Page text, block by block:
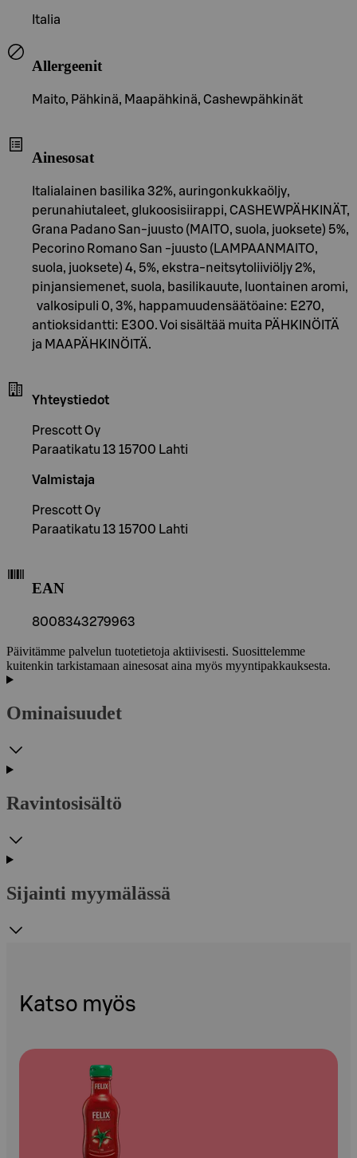
Italia
Allergeenit
Maito, Pähkinä, Maapähkinä, Cashewpähkinät
Ainesosat
Italialainen basilika 32%, auringonkukkaöljy,
perunahiutaleet, glukoosisiirappi, CASHEWPÄHKINÄT,
Grana Padano San-juusto (MAITO, suola, juoksete) 5%,
Pecorino Romano San -juusto (LAMPAANMAITO,
suola, juoksete) 4, 5%, ekstra-neitsytoliiviöljy 2%,
pinjansiemenet, suola, basilikauute, luontainen aromi,
valkosipuli 0, 3%, happamuudensäätöaine: E270,
antioksidantti: E300. Voi sisältää muita PÄHKINÖITÄ
ja MAAPÄHKINÖITÄ.
Yhteystiedot
Prescott Oy
Paraatikatu 13 15700 Lahti
Valmistaja
Prescott Oy
Paraatikatu 13 15700 Lahti
EAN
8008343279963
Päivitämme palvelun tuotetietoja aktiivisesti. Suosittelemme
kuitenkin tarkistamaan ainesosat aina myös myyntipakkauksesta.
Ominaisuudet
Ravintosisältö
Sijainti myymälässä
Katso myös